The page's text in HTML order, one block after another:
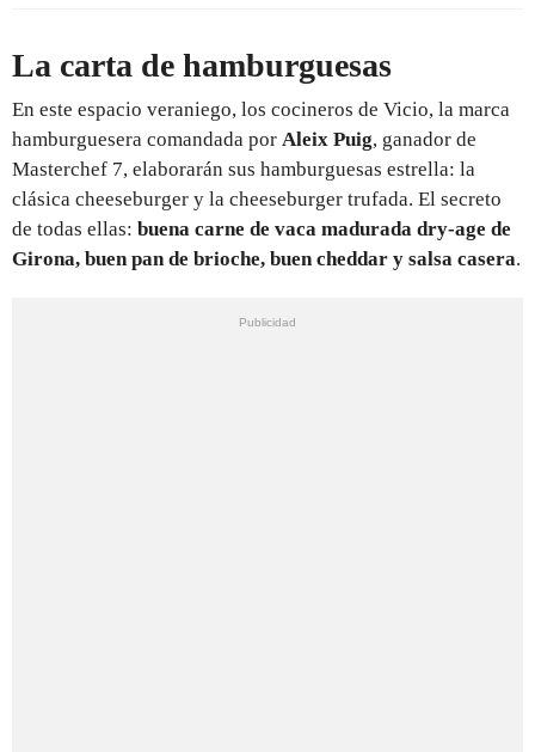
La carta de hamburguesas
En este espacio veraniego, los cocineros de Vicio, la marca
hamburguesera comandada por Aleix Puig, ganador de
Masterchef 7, elaborarán sus hamburguesas estrella: la
clásica cheeseburger y la cheeseburger trufada. El secreto
de todas ellas: buena carne de vaca madurada dry-age de
Girona, buen pan de brioche, buen cheddar y salsa casera.